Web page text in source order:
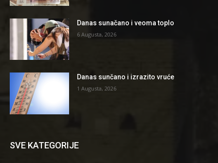
Danas sunačano i veoma toplo
6 Augusta, 2026
Danas sunčano i izrazito vruće
1 Augusta, 2026
SVE KATEGORIJE